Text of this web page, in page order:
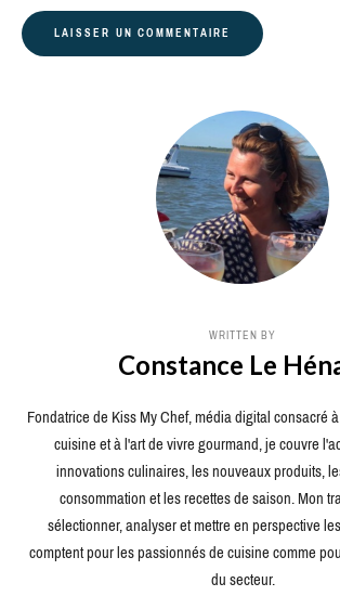
WRITTEN BY
Constance Le
Fondatrice de Kiss My Chef, média digital consacré
cuisine et à l'art de vivre gourmand, je couvre
innovations culinaires, les nouveaux produits,
consommation et les recettes de saison. Mon
sélectionner, analyser et mettre en perspective
comptent pour les passionnés de cuisine comme
du secteur.